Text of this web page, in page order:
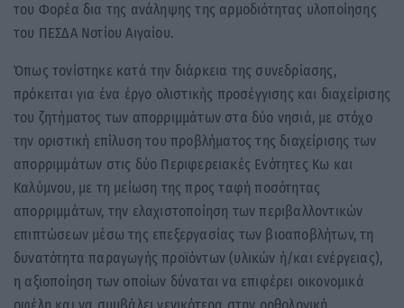
του Φορέα δια της ανάληψης της αρμοδιότητας υλοποίησης
του ΠΕΣΔΑ Νοτίου Αιγαίου.
Όπως τονίστηκε κατά την διάρκεια της συνεδρίασης,
πρόκειται για ένα έργο ολιστικής προσέγγισης και διαχείρισης
του ζητήματος των απορριμμάτων στα δύο νησιά, με στόχο
την οριστική επίλυση του προβλήματος της διαχείρισης των
απορριμμάτων στις δύο Περιφερειακές Ενότητες Κω και
Καλύμνου, με τη μείωση της προς ταφή ποσότητας
απορριμμάτων, την ελαχιστοποίηση των περιβαλλοντικών
επιπτώσεων μέσω της επεξεργασίας των βιοαποβλήτων, τη
δυνατότητα παραγωγής προϊόντων (υλικών ή/και ενέργειας),
η αξιοποίηση των οποίων δύναται να επιφέρει οικονομικά